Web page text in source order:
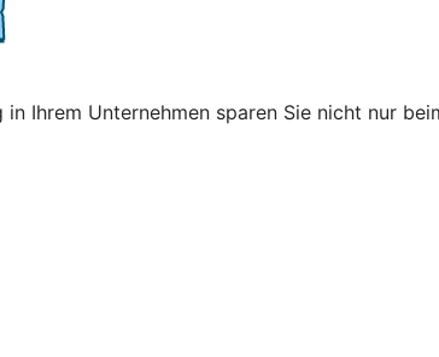
in Ihrem Unternehmen sparen Sie nicht nur